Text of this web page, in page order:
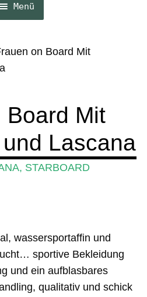
Menü
on Board Mit
Board Mit
Lascana
, STARBOARD
wassersportaffin und
sportive Bekleidung
und ein aufblasbares
qualitativ und schick